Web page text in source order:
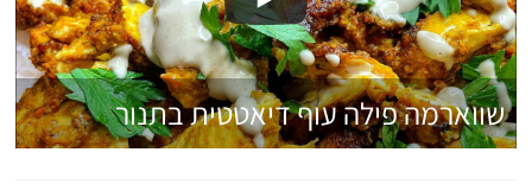
שווארמה פילה עוף דיאטטית בתנור